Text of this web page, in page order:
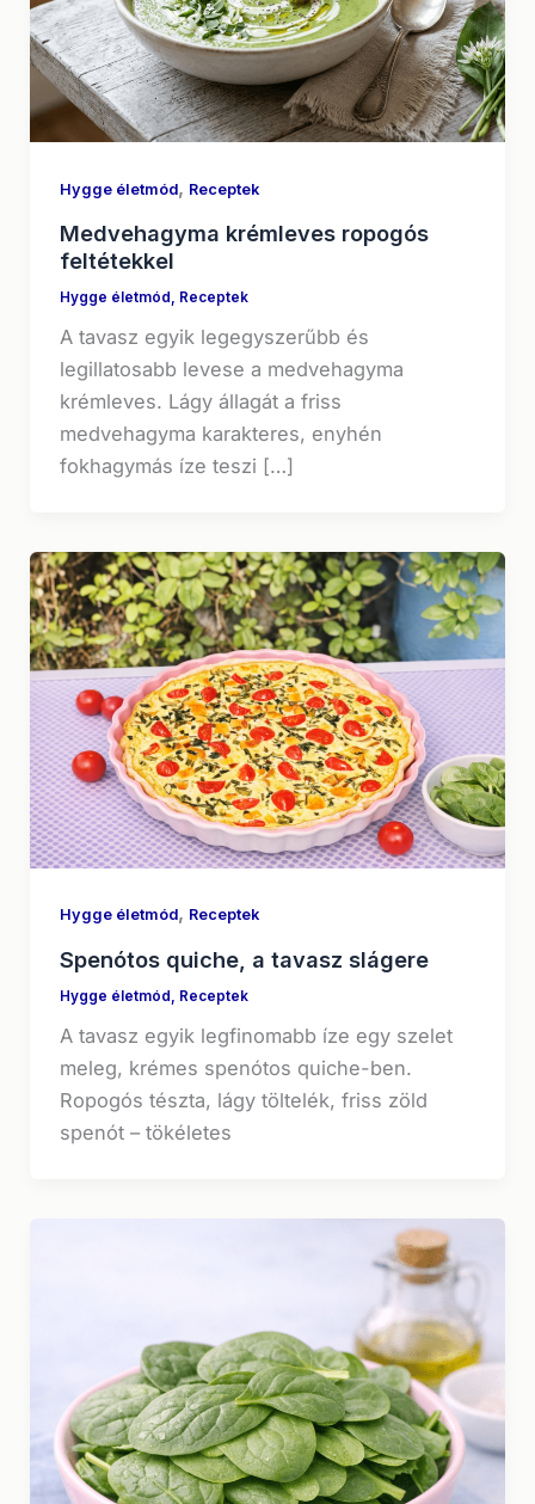
Hygge életmód, Receptek
Medvehagyma krémleves ropogós
feltétekkel
Hygge életmód Receptek
A tavasz egyik legegyszerűbb és
legillatosabb levese a medvehagyma
krémleves. Lágy állagát a friss
medvehagyma karakteres, enyhén
fokhagymás íze teszi […]
Hygge életmód, Receptek
Spenótos quiche, a tavasz slágere
Hygge életmód Receptek
A tavasz egyik legfinomabb íze egy szelet
meleg, krémes spenótos quiche-ben.
Ropogós tészta, lágy töltelék, friss zöld
spenót – tökéletes